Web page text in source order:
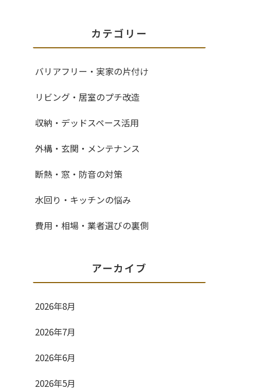
カテゴリー
バリアフリー・実家の片付け
リビング・居室のプチ改造
収納・デッドスペース活用
外構・玄関・メンテナンス
断熱・窓・防音の対策
水回り・キッチンの悩み
費用・相場・業者選びの裏側
アーカイブ
2026年8月
2026年7月
2026年6月
2026年5月